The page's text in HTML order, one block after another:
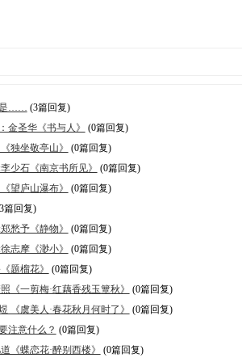
是…… (3篇回复)
金圣华《书与人》
(0篇回复)
独坐敬亭山》
(0篇回复)
少石《南京书所见》
(0篇回复)
望庐山瀑布》
(0篇回复)
篇回复)
愁予《静物》
(0篇回复)
志摩《渺小》
(0篇回复)
题榴花》
(0篇回复)
《一剪梅·红藕香残玉簟秋》
(0篇回复)
《虞美人·春花秋月何时了》
(0篇回复)
注意什么？ (0篇回复)
《蝶恋花·醉别西楼》
(0篇回复)